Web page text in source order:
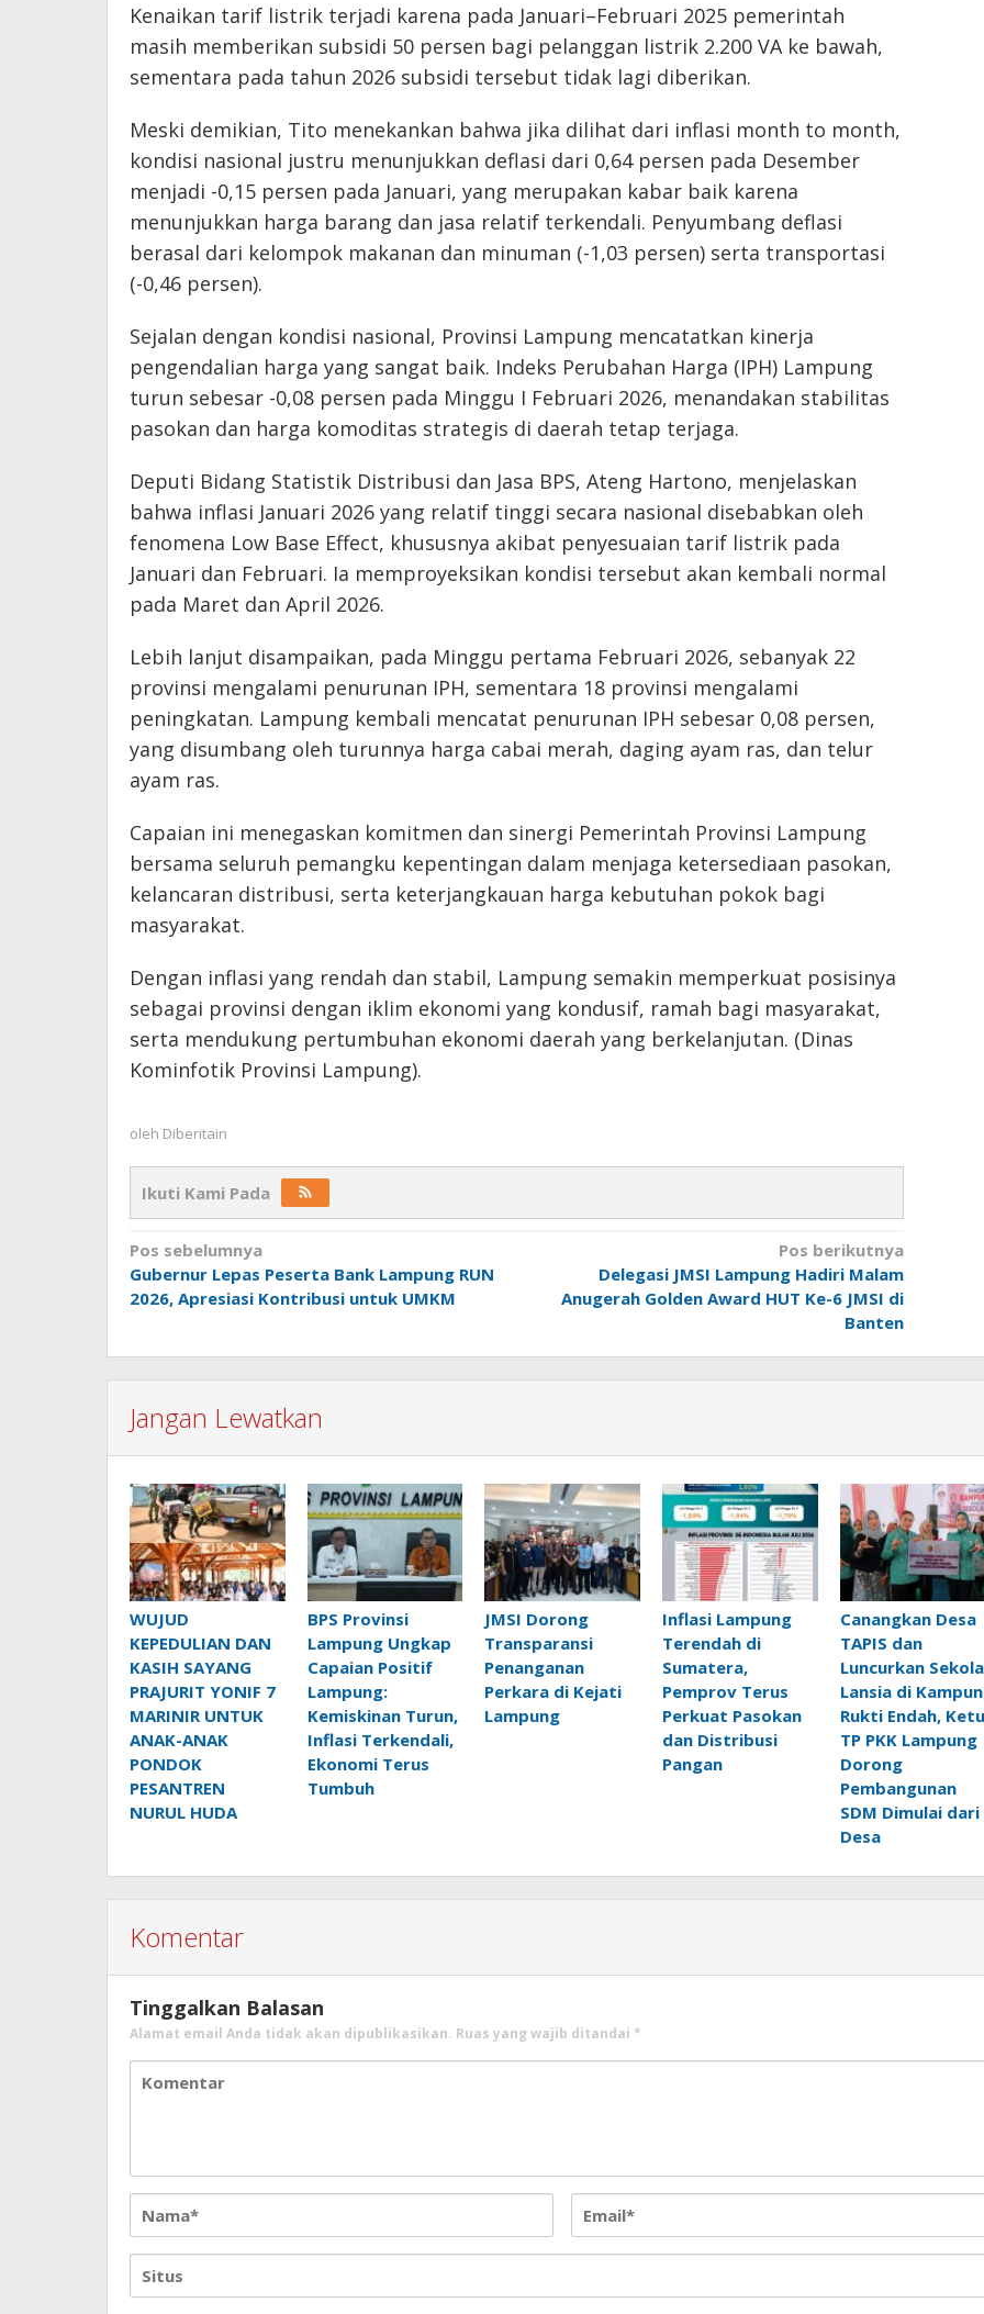
Kenaikan tarif listrik terjadi karena pada Januari–Februari 2025 pemerintah
masih memberikan subsidi 50 persen bagi pelanggan listrik 2.200 VA ke bawah,
sementara pada tahun 2026 subsidi tersebut tidak lagi diberikan.
Meski demikian, Tito menekankan bahwa jika dilihat dari inflasi month to month,
kondisi nasional justru menunjukkan deflasi dari 0,64 persen pada Desember
menjadi -0,15 persen pada Januari, yang merupakan kabar baik karena
menunjukkan harga barang dan jasa relatif terkendali. Penyumbang deflasi
berasal dari kelompok makanan dan minuman (-1,03 persen) serta transportasi
(-0,46 persen).
Sejalan dengan kondisi nasional, Provinsi Lampung mencatatkan kinerja
pengendalian harga yang sangat baik. Indeks Perubahan Harga (IPH) Lampung
turun sebesar -0,08 persen pada Minggu I Februari 2026, menandakan stabilitas
pasokan dan harga komoditas strategis di daerah tetap terjaga.
Deputi Bidang Statistik Distribusi dan Jasa BPS, Ateng Hartono, menjelaskan
bahwa inflasi Januari 2026 yang relatif tinggi secara nasional disebabkan oleh
fenomena Low Base Effect, khususnya akibat penyesuaian tarif listrik pada
Januari dan Februari. Ia memproyeksikan kondisi tersebut akan kembali normal
pada Maret dan April 2026.
Lebih lanjut disampaikan, pada Minggu pertama Februari 2026, sebanyak 22
provinsi mengalami penurunan IPH, sementara 18 provinsi mengalami
peningkatan. Lampung kembali mencatat penurunan IPH sebesar 0,08 persen,
yang disumbang oleh turunnya harga cabai merah, daging ayam ras, dan telur
ayam ras.
Capaian ini menegaskan komitmen dan sinergi Pemerintah Provinsi Lampung
bersama seluruh pemangku kepentingan dalam menjaga ketersediaan pasokan,
kelancaran distribusi, serta keterjangkauan harga kebutuhan pokok bagi
masyarakat.
Dengan inflasi yang rendah dan stabil, Lampung semakin memperkuat posisinya
sebagai provinsi dengan iklim ekonomi yang kondusif, ramah bagi masyarakat,
serta mendukung pertumbuhan ekonomi daerah yang berkelanjutan. (Dinas
Kominfotik Provinsi Lampung).
oleh Diberitain
Ikuti Kami Pada
Navigasi
pos
Pos sebelumnya
Gubernur Lepas Peserta Bank Lampung RUN
2026, Apresiasi Kontribusi untuk UMKM
Pos berikutnya
Delegasi JMSI Lampung Hadiri Malam
Anugerah Golden Award HUT Ke-6 JMSI di
Banten
Jangan Lewatkan
WUJUD
KEPEDULIAN DAN
KASIH SAYANG
PRAJURIT YONIF 7
MARINIR UNTUK
ANAK-ANAK
PONDOK
PESANTREN
NURUL HUDA
BPS Provinsi
Lampung Ungkap
Capaian Positif
Lampung:
Kemiskinan Turun,
Inflasi Terkendali,
Ekonomi Terus
Tumbuh
JMSI Dorong
Transparansi
Penanganan
Perkara di Kejati
Lampung
Inflasi Lampung
Terendah di
Sumatera,
Pemprov Terus
Perkuat Pasokan
dan Distribusi
Pangan
Canangkan Desa
TAPIS dan
Luncurkan
Lansia di
Rukti Endah,
TP PKK Lampung
Dorong
Pembangunan
SDM Dimulai dari
Desa
Komentar
Tinggalkan Balasan
Alamat email Anda tidak akan dipublikasikan. Ruas yang wajib ditandai *